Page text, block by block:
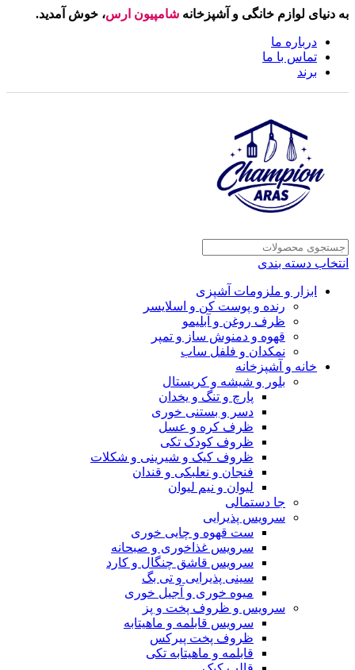
به دنیای لوازم خانگی و آشپزخانه شامپیون ارس، خوش آمدید.
درباره ما
تماس با ما
برند
انتخاب دسته بندی
ابزار و ملزومات آشپزی
رنده و پوست کن و اسلایسر
ظرف روغن و آبلیمو
قهوه و دمنوش ساز و تمپر
نمکدان و فلفل ساب
خانه و آشپزخانه
بلور و شیشه و کریستال
پارچ و تنگ و یخدان
دسر و بستنی خوری
ظرف کره و عسل
ظروف کودک تکی
ظروف کیک و شیرینی و شکلات
فنجان و نعلبکی و قندان
لیوان و نیم لیوان
جا دستمالی
سرویس پذیرایی
ست قهوه و چایی خوری
سرویس غذاخوری و صبحانه
سرویس قاشق چنگال و کارد
سینی پذیرایی و تی بگ
میوه خوری و آجیل خوری
سرویس و ظروف پخت و پز
سرویس قابلمه و ماهیتابه
ظروف پخت پیرکس
قابلمه و ماهیتابه تکی